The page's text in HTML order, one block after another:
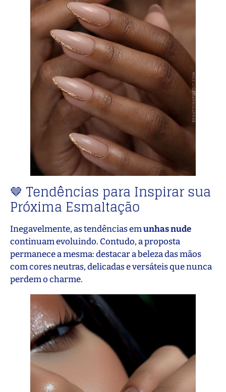
🤎 Tendências para Inspirar sua
Próxima Esmaltação
Inegavelmente, as tendências emunhas nude
continuam evoluindo. Contudo, a proposta
permanece a mesma: destacar a beleza das mãos
com cores neutras, delicadas e versáteis que nunca
perdem o charme.